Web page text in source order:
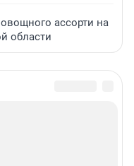
ассорти на
области